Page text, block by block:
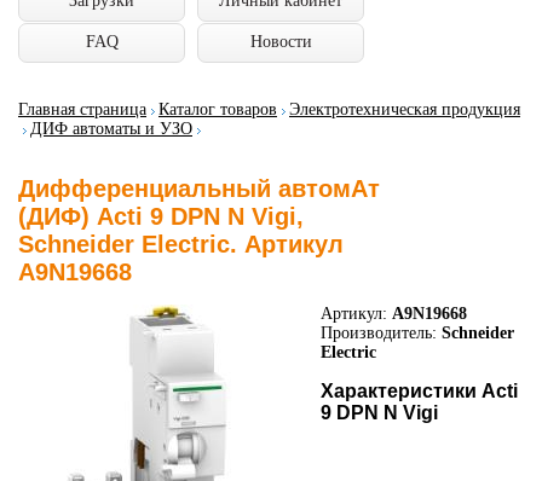
FAQ Новости
Главная страница Каталог товаров
Электротехническая продукция
ДИФ автоматы и УЗО
Дифференциальный автомАт
(ДИФ) Acti 9 DPN N Vigi,
Schneider Electric. Артикул
A9N19668
Артикул: A9N19668
Производитель: Schneider
Electric
Характеристики Acti
9 DPN N Vigi